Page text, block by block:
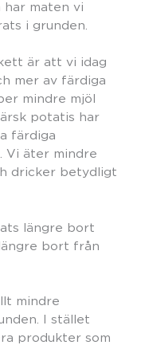
har maten vi
i grunden.
är att vi idag
mer av färdiga
mindre mjöl
potatis har
färdiga
äter mindre
dricker betydligt
längre bort
bort från
mindre
I stället
produkter som